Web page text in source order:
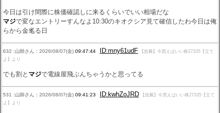
今日は引け間際に株価確認しに来るくらいでいい相場だな
マジで変なエントリーすんなよ10:30のキオクシア見て確信したわ今日は俺
らから金毟る日
632 :山師さん：2026/08/07(金) 09:47:44 ID:mny61udF
【急騰】今買えばいい株27335【立て
よ】より
でも割と マジで電線屋飛ぶんちゃうかと思ってる
531 :山師さん：2026/08/07(金) 09:41:23 ID:kwhZoJRD
【急騰】今買えばいい株27335【立て
よ】より